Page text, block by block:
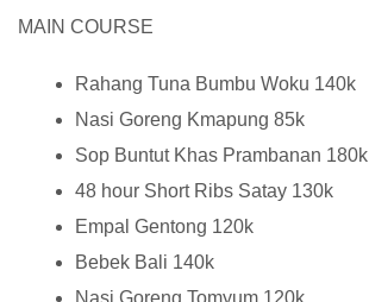
MAIN COURSE
Rahang Tuna Bumbu Woku 140k
Nasi Goreng Kmapung 85k
Sop Buntut Khas Prambanan 180k
48 hour Short Ribs Satay 130k
Empal Gentong 120k
Bebek Bali 140k
Nasi Goreng Tomyum 120k